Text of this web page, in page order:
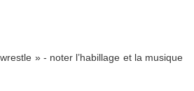
» - noter l’habillage et la musique